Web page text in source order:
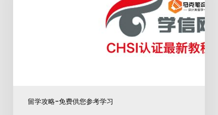
留学攻略-免费供您参考学习